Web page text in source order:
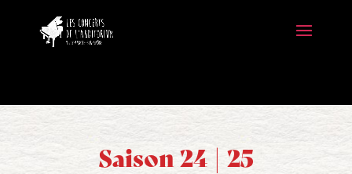
Saison 24 | 25